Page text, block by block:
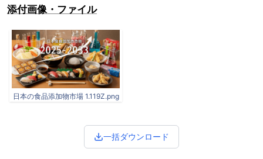
添付画像・ファイル
日本の食品添加物市場 1.119Z.png
一括ダウンロード